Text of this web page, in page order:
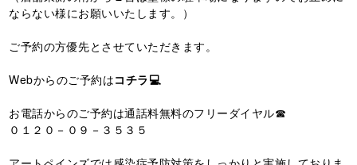
ならない様にお願いいたします。）
ご予約の方優先とさせていただきます。
Webからのご予約はコチラ💻
お電話からのご予約は通話料無料のフリーダイヤル☎
０１２０－０９－３５３５